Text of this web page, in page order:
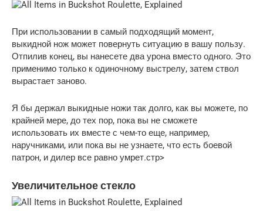
При использовании в самый подходящий момент,
выкидной нож может повернуть ситуацию в вашу пользу.
Отпилив конец, вы нанесете два урона вместо одного. Это
применимо только к одиночному выстрелу, затем ствол
вырастает заново.
Я бы держал выкидные ножи так долго, как вы можете, по
крайней мере, до тех пор, пока вы не сможете
использовать их вместе с чем-то еще, например,
наручниками, или пока вы не узнаете, что есть боевой
патрон, и дилер все равно умрет.стр>
Увеличительное стекло